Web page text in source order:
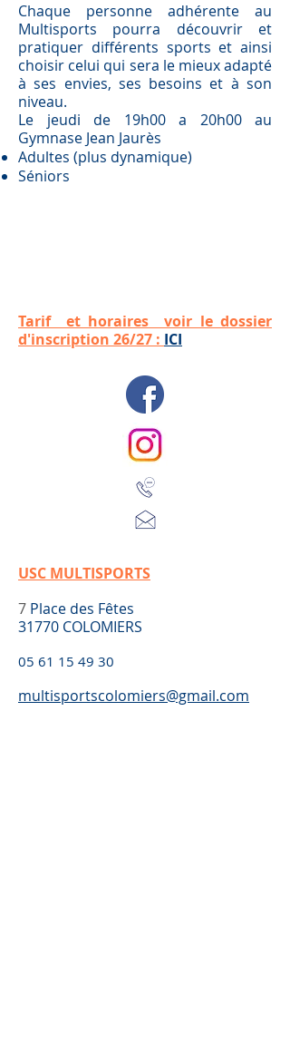
Chaque personne adhérente au
Multisports pourra découvrir et
pratiquer différents sports et ainsi
choisir celui qui sera le mieux adapté
à ses envies, ses besoins et à son
niveau.
Le jeudi de 19h00 a 20h00 au
Gymnase Jean Jaurès
Adultes (plus dynamique)
Séniors
Tarif et horaires voir le dossier
d'inscription 26/27 : ICI
USC MULTISPORTS
7 Place des Fêtes
​31770 COLOMIERS
05 61 15 49 30
multisportscolomiers@gmail.com